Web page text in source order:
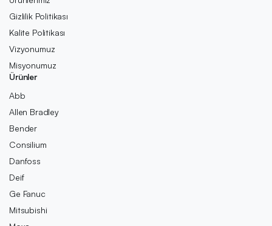
Gizlilik Politikası
Kalite Politikası
Vizyonumuz
Misyonumuz
Ürünler
Abb
Allen Bradley
Bender
Consilium
Danfoss
Deif
Ge Fanuc
Mitsubishi